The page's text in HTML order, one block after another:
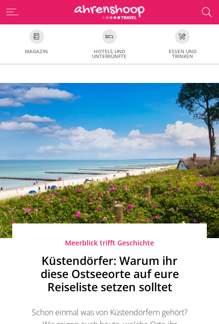
MAGAZIN HOTELS UND
UNTERKÜNFTE
ESSEN UND
TRINKEN
Meerblick trifft Geschichte
Küstendörfer: Warum ihr
diese Ostseeorte auf eure
Reiseliste setzen solltet
Schon einmal was von Küstendörfern gehört?